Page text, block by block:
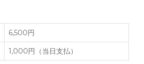
6,500円
1,000円（当日支払）